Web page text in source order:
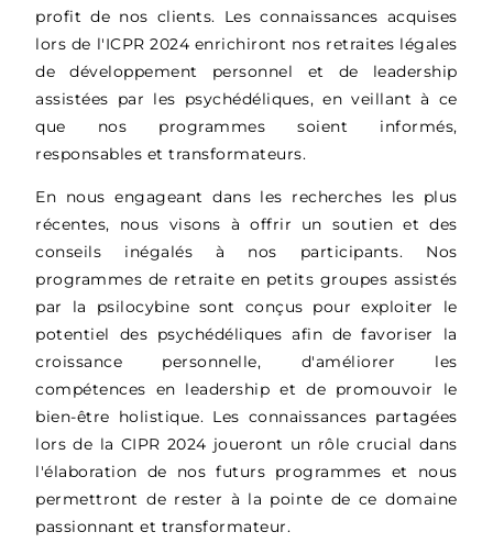
profit de nos clients. Les connaissances acquises
lors de l'ICPR 2024 enrichiront nos retraites légales
de développement personnel et de leadership
assistées par les psychédéliques, en veillant à ce
que nos programmes soient informés,
responsables et transformateurs.
En nous engageant dans les recherches les plus
récentes, nous visons à offrir un soutien et des
conseils inégalés à nos participants. Nos
programmes de retraite en petits groupes assistés
par la psilocybine sont conçus pour exploiter le
potentiel des psychédéliques afin de favoriser la
croissance personnelle, d'améliorer les
compétences en leadership et de promouvoir le
bien-être holistique. Les connaissances partagées
lors de la CIPR 2024 joueront un rôle crucial dans
l'élaboration de nos futurs programmes et nous
permettront de rester à la pointe de ce domaine
passionnant et transformateur.